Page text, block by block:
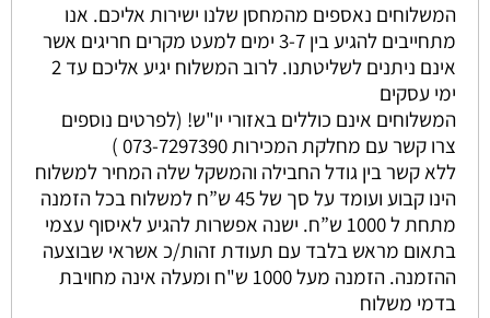
המשלוחים נאספים מהמחסן שלנו ישירות אליכם. אנו
מתחייבים להגיע בין 3-7 ימים למעט מקרים חריגים אשר
אינם ניתנים לשליטתנו. לרוב המשלוח יגיע אליכם עד 2
ימי עסקים
המשלוחים אינם כוללים באזורי יו"ש! (לפרטים נוספים
צרו קשר עם מחלקת המכירות 073-7297390 )
ללא קשר בין גודל החבילה והמשקל שלה המחיר למשלוח
הינו קבוע ועומד על סך של 45 ש”ח למשלוח בכל הזמנה
מתחת ל 1000 ש”ח. ישנה אפשרות להגיע לאיסוף עצמי
בתאום מראש בלבד עם תעודת זהות/כ אשראי שבוצעה
ההזמנה. הזמנה מעל 1000 ש"ח ומעלה אינה מחויבת
בדמי משלוח